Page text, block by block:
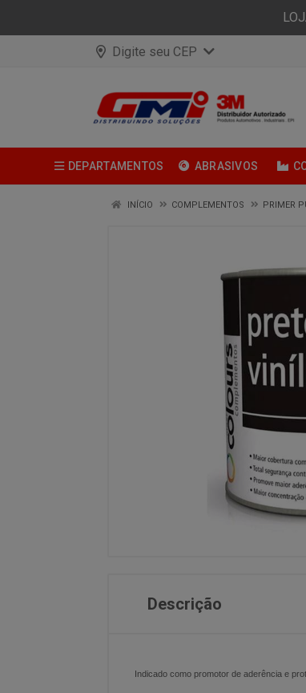
Digite seu CEP
DEPARTAMENTOS ABRASIVOS
INÍCIO COMPLEMENTOS PRIMER
Descrição
Indicado como promotor de aderência e